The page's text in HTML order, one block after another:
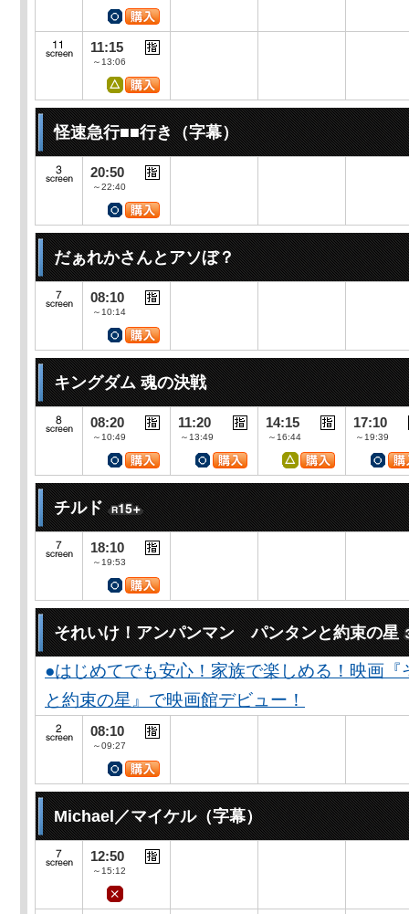
11:15
～13:06
怪速急行■■行き（字幕）
20:50
～22:40
だぁれかさんとアソぼ？
08:10
～10:14
キングダム 魂の決戦
08:20
～10:49
11:20
～13:49
14:15
～16:44
17:10
～19:39
チルド
18:10
～19:53
それいけ！アンパンマン パンタンと約束の星
●はじめてでも安心！家族で楽しめる！映画
と約束の星』で映画館デビュー！
08:10
～09:27
Michael／マイケル（字幕）
12:50
～15:12